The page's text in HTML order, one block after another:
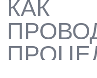
ВОССТАНОВЛЕНИЕ